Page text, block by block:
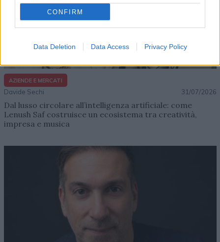
CONFIRM
Data Deletion Data Access Privacy Policy
AZIENDE E MERCATI
Davide Sechi 31/07/2026
Dal lusso circolare all’intelligenza artificiale: come
Lenush Saf costruisce un ecosistema tra creatività,
impresa e musica